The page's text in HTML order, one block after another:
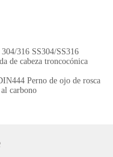
316 SS304/SS316
de cabeza troncocónica
Perno de ojo de rosca
carbono